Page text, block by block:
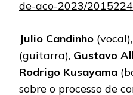
de-aco-2023/2015224
Julio Candinho (vocal),
(guitarra), Gustavo
Rodrigo Kusayama
sobre o processo de